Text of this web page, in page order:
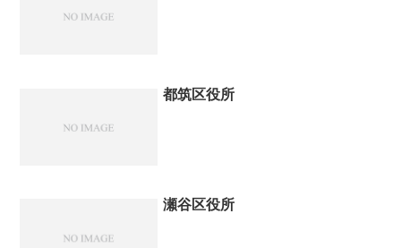
都筑区役所
瀬谷区役所